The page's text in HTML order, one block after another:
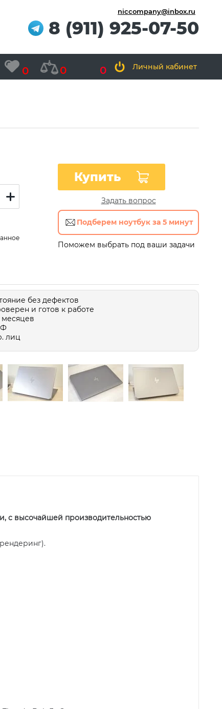
niccompany@inbox.ru
8 (911) 925-07-50
0 0 0 Личный кабинет
Купить
Задать вопрос
Подберем ноутбук за 5 минут
Поможем выбрать под ваши задачи
без дефектов
и готов к работе
месяцев
лиц
с высочайшей производительностью